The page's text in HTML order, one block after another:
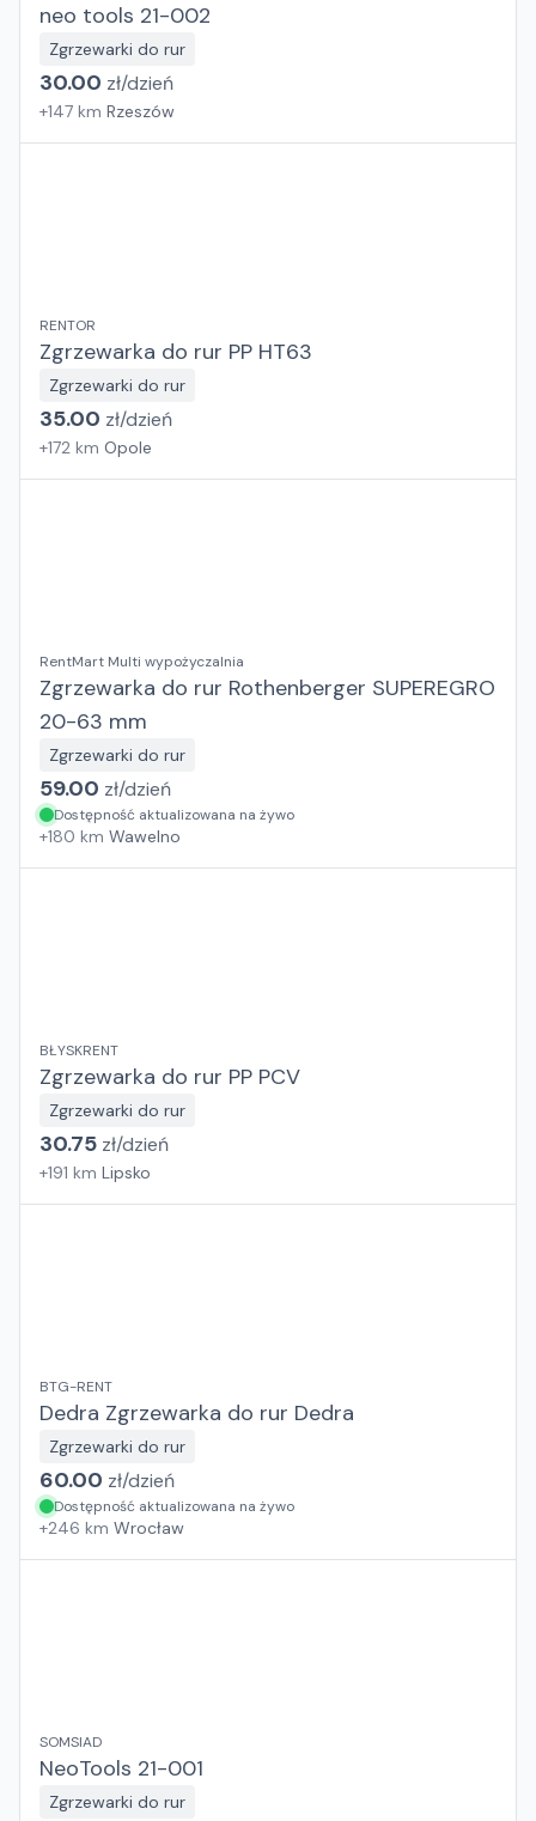
neo tools 21-002
Zgrzewarki do rur
30.00 zł/dzień
+147 km Rzeszów
RENTOR
Zgrzewarka do rur PP HT63
Zgrzewarki do rur
35.00 zł/dzień
+172 km Opole
RentMart Multi wypożyczalnia
Zgrzewarka do rur Rothenberger SUPEREGRO
20-63 mm
Zgrzewarki do rur
59.00 zł/dzień
Dostępność aktualizowana na żywo
+180 km Wawelno
BŁYSKRENT
Zgrzewarka do rur PP PCV
Zgrzewarki do rur
30.75 zł/dzień
+191 km Lipsko
BTG-RENT
Dedra Zgrzewarka do rur Dedra
Zgrzewarki do rur
60.00 zł/dzień
Dostępność aktualizowana na żywo
+246 km Wrocław
SOMSIAD
NeoTools 21-001
Zgrzewarki do rur